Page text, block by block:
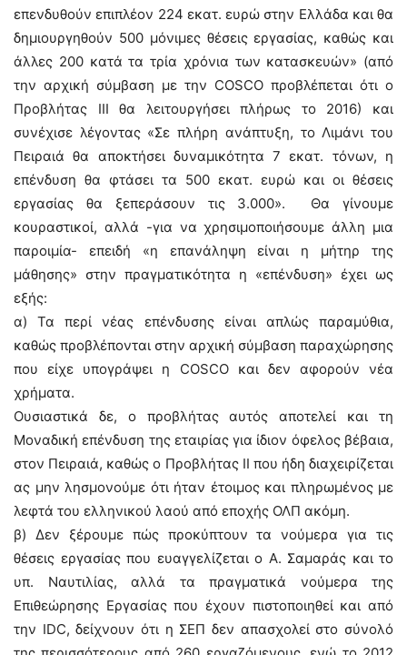
επενδυθούν επιπλέον 224 εκατ. ευρώ στην Ελλάδα και θα
δημιουργηθούν 500 μόνιμες θέσεις εργασίας, καθώς και
άλλες 200 κατά τα τρία χρόνια των κατασκευών» (από
την αρχική σύμβαση με την COSCO προβλέπεται ότι ο
Προβλήτας ΙΙΙ θα λειτουργήσει πλήρως το 2016) και
συνέχισε λέγοντας «Σε πλήρη ανάπτυξη, το Λιμάνι του
Πειραιά θα αποκτήσει δυναμικότητα 7 εκατ. τόνων, η
επένδυση θα φτάσει τα 500 εκατ. ευρώ και οι θέσεις
εργασίας θα ξεπεράσουν τις 3.000». Θα γίνουμε
κουραστικοί, αλλά -για να χρησιμοποιήσουμε άλλη μια
παροιμία- επειδή «η επανάληψη είναι η μήτηρ της
μάθησης» στην πραγματικότητα η «επένδυση» έχει ως
εξής:
α) Τα περί νέας επένδυσης είναι απλώς παραμύθια,
καθώς προβλέπονται στην αρχική σύμβαση παραχώρησης
που είχε υπογράψει η COSCO και δεν αφορούν νέα
χρήματα.
Ουσιαστικά δε, ο προβλήτας αυτός αποτελεί και τη
Μοναδική επένδυση της εταιρίας για ίδιον όφελος βέβαια,
στον Πειραιά, καθώς ο Προβλήτας ΙΙ που ήδη διαχειρίζεται
ας μην λησμονούμε ότι ήταν έτοιμος και πληρωμένος με
λεφτά του ελληνικού λαού από εποχής ΟΛΠ ακόμη.
β) Δεν ξέρουμε πώς προκύπτουν τα νούμερα για τις
θέσεις εργασίας που ευαγγελίζεται ο Α. Σαμαράς και το
υπ. Ναυτιλίας, αλλά τα πραγματικά νούμερα της
Επιθεώρησης Εργασίας που έχουν πιστοποιηθεί και από
την IDC, δείχνουν ότι η ΣΕΠ δεν απασχολεί στο σύνολό